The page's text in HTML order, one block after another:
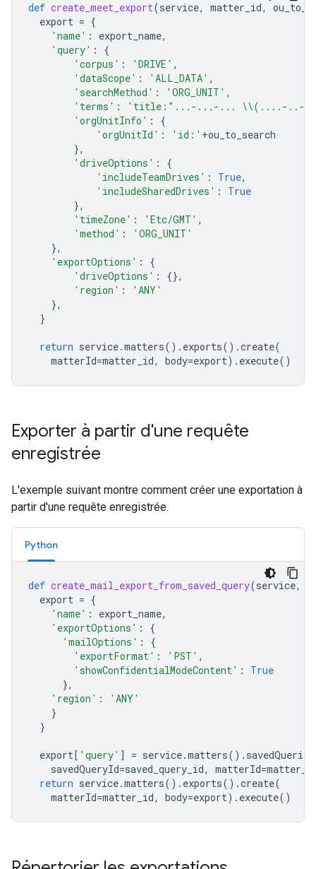
def create_meet_export(service, matter_id,
export = {
'name' : export_name,
'query' :
{
'corpus' : 'DRIVE' ,
'dataScope' : 'ALL_DATA' ,
'searchMethod' : 'ORG_UNIT' ,
'terms' : 'title:"...-...-... \\(....-..-
'orgUnitInfo' :
{
'orgUnitId' : 'id:' +ou_to_search
},
'driveOptions' :
{
'includeTeamDrives' : True,
'includeSharedDrives' :
True
},
'timeZone' : 'Etc/GMT' ,
'method' :
'ORG_UNIT'
},
'exportOptions' :
{
'driveOptions' :
{},
'region' :
'ANY'
},
}
return service.matters() . exports() .create(
matterId=matter_id, body=export) . execute()
Exporter à partir d'une requête
enregistrée
L'exemple suivant montre comment créer une exportation à
partir d'une requête enregistrée.
Python
def create_mail_export_from_saved_query(service,
export = {
'name' : export_name,
'exportOptions' :
{
'mailOptions' :
{
'exportFormat' : 'PST' ,
'showConfidentialModeContent' :
True
},
'region' :
'ANY'
}
}
export[ 'query' ] = service.matters() . savedQueries
savedQueryId=saved_query_id, matterId=
return service.matters() . exports() .create(
matterId=matter_id, body=export) . execute()